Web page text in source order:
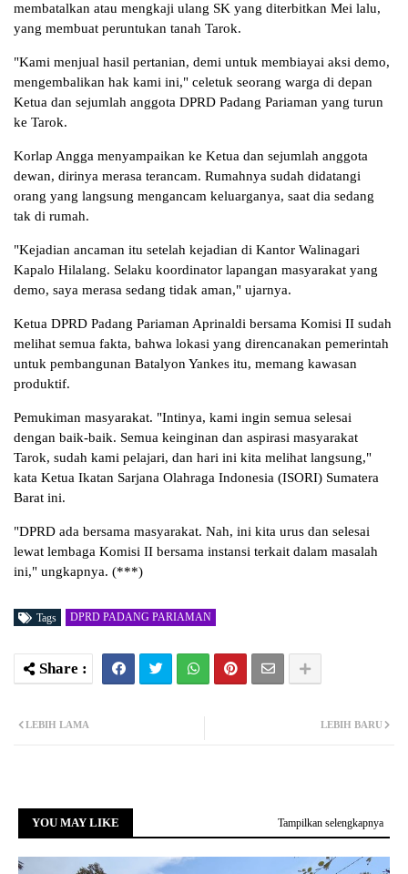
membatalkan atau mengkaji ulang SK yang diterbitkan Mei lalu,
yang membuat peruntukan tanah Tarok.
"Kami menjual hasil pertanian, demi untuk membiayai aksi demo,
mengembalikan hak kami ini," celetuk seorang warga di depan
Ketua dan sejumlah anggota DPRD Padang Pariaman yang turun
ke Tarok.
Korlap Angga menyampaikan ke Ketua dan sejumlah anggota
dewan, dirinya merasa terancam. Rumahnya sudah didatangi
orang yang langsung mengancam keluarganya, saat dia sedang
tak di rumah.
"Kejadian ancaman itu setelah kejadian di Kantor Walinagari
Kapalo Hilalang. Selaku koordinator lapangan masyarakat yang
demo, saya merasa sedang tidak aman," ujarnya.
Ketua DPRD Padang Pariaman Aprinaldi bersama Komisi II sudah
melihat semua fakta, bahwa lokasi yang direncanakan pemerintah
untuk pembangunan Batalyon Yankes itu, memang kawasan
produktif.
Pemukiman masyarakat. "Intinya, kami ingin semua selesai
dengan baik-baik. Semua keinginan dan aspirasi masyarakat
Tarok, sudah kami pelajari, dan hari ini kita melihat langsung,"
kata Ketua Ikatan Sarjana Olahraga Indonesia (ISORI) Sumatera
Barat ini.
"DPRD ada bersama masyarakat. Nah, ini kita urus dan selesai
lewat lembaga Komisi II bersama instansi terkait dalam masalah
ini," ungkapnya. (***)
Tags DPRD PADANG PARIAMAN
LEBIH BARU
LEBIH LAMA
YOU MAY LIKE Tampilkan selengkapnya